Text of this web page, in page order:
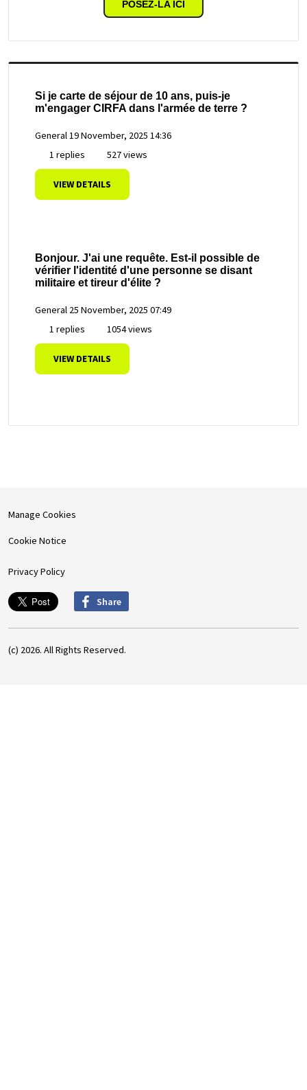
POSEZ-LA ICI
Si je carte de séjour de 10 ans, puis-je
m'engager CIRFA dans l'armée de terre ?
General19 November, 2025 14:36
1 replies
527 views
VIEW DETAILS
Bonjour. J'ai une requête. Est-il possible de
vérifier l'identité d'une personne se disant
militaire et tireur d'élite ?
General 25 November, 2025 07:49
1 replies
1054 views
VIEW DETAILS
Manage Cookies
Cookie Notice
Privacy Policy
Share
(c) 2026. All Rights Reserved.